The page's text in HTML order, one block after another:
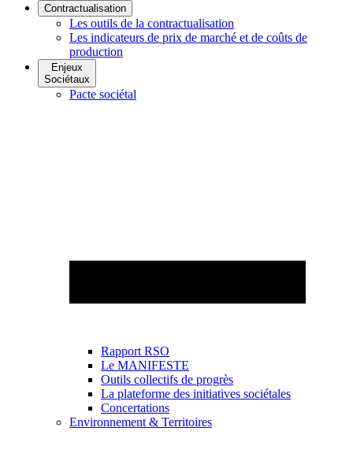
Contractualisation
Les outils de la contractualisation
Les indicateurs de prix de marché et de coûts de
production
Enjeux
Sociétaux
Pacte sociétal
Rapport RSO
Le MANIFESTE
Outils collectifs de progrès
La plateforme des initiatives sociétales
Concertations
Environnement & Territoires